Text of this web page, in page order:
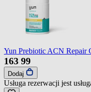
Yun Prebiotic ACN Repair
163 99
Dodaj
Usługa rezerwacji jest